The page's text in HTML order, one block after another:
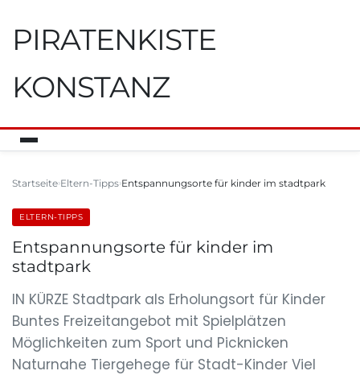
PIRATENKISTE
KONSTANZ
Startseite Eltern-Tipps Entspannungsorte für kinder im stadtpark
ELTERN-TIPPS
Entspannungsorte für kinder im
stadtpark
IN KÜRZE Stadtpark als Erholungsort für Kinder
Buntes Freizeitangebot mit Spielplätzen
Möglichkeiten zum Sport und Picknicken
Naturnahe Tiergehege für Stadt-Kinder Viel